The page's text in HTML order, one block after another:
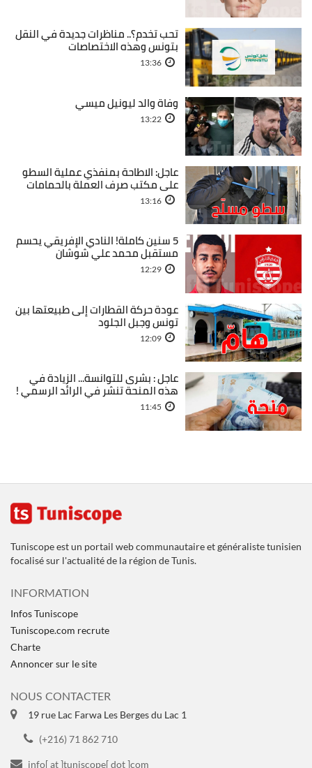
تحب تخدم؟.. مناظرات جديدة في النقل
بتونس وهذه الاختصاصات
13:36
وفاة والد ليونيل ميسي
13:22
عاجل: الاطاحة بمنفذي عملية السطو
على مكتب صرف العملة بالحمامات
13:16
5 سنين كاملة! النادي الإفريقي يحسم
مستقبل محمد علي شوشان
12:29
عودة حركة القطارات إلى طبيعتها بين
تونس وجبل الجلود
12:09
عاجل : بشرى للتوانسة... الزيادة في
هذه المنحة تنشر في الرائد الرسمي !
11:45
Tuniscope est un portail web communautaire et généraliste tunisien
focalisé sur l'actualité de la région de Tunis.
INFORMATION
Infos Tuniscope
Tuniscope.com recrute
Charte
Annoncer sur le site
NOUS CONTACTER
19 rue Lac Farwa Les Berges du Lac 1
(+216) 71 862 710
info[ at ]tuniscope[ dot ]com